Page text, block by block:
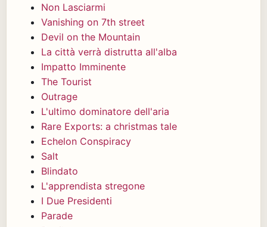
Non Lasciarmi
Vanishing on 7th street
Devil on the Mountain
La città verrà distrutta all'alba
Impatto Imminente
The Tourist
Outrage
L'ultimo dominatore dell'aria
Rare Exports: a christmas tale
Echelon Conspiracy
Salt
Blindato
L'apprendista stregone
I Due Presidenti
Parade